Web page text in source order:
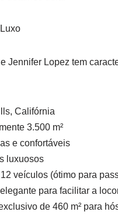
Jennifer Lopez tem
Califórnia
3.500 m²
e confortáveis
luxuosos
veículos (ótimo para
para facilitar a
de 460 m² para